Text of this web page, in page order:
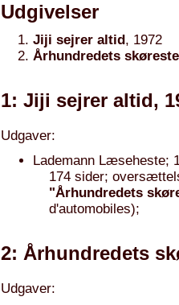
Udgivelser
Jiji sejrer altid, 1972
Århundredets
1: Jiji sejrer altid,
Udgaver:
Lademann Læseheste;
174 sider;
"Århundredets
d'automobiles);
2: Århundredets
Udgaver: